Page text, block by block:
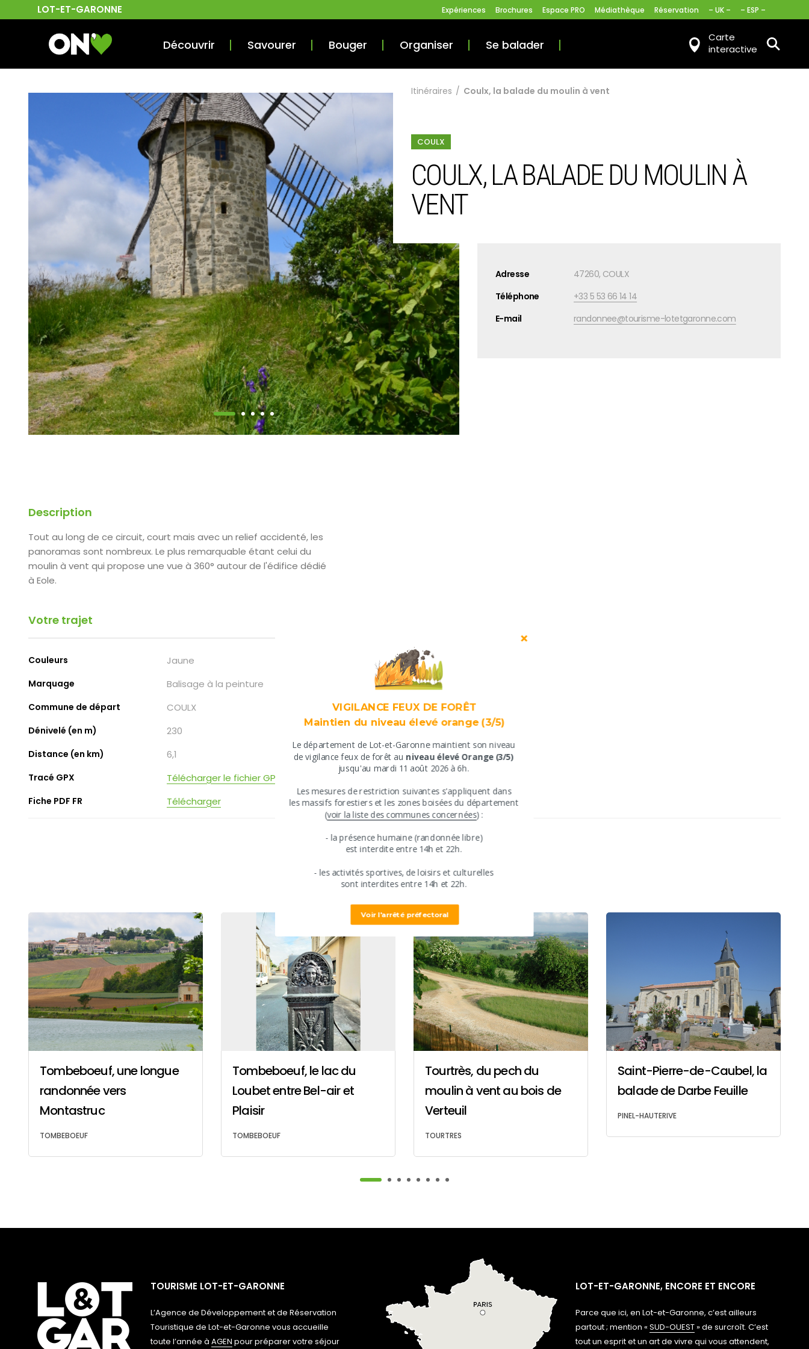
LOT-ET-GARONNE Expériences Brochures Espace PRO Médiathèque Réservation – UK – – ESP –
Découvrir Savourer Bouger Organiser Se balader
Carte
interactive
Itinéraires / Coulx, la balade du moulin à vent
COULX
COULX, LA BALADE DU MOULIN À
VENT
Adresse
47260, COULX
Téléphone
+33 5 53 66 14 14
E-mail
randonnee@tourisme-lotetgaronne.com
Description
Tout au long de ce circuit, court mais avec un relief accidenté, les
panoramas sont nombreux. Le plus remarquable étant celui du
moulin à vent qui propose une vue à 360° autour de l'édifice dédié
à Eole.
Votre trajet
Couleurs Jaune
Marquage Balisage à la peinture
Commune de départ COULX
Dénivelé (en m) 230
Distance (en km) 6,1
Tracé GPX Télécharger le fichier GPX
Fiche PDF FR Télécharger
DANS LA MÊME RÉGION
Tombeboeuf, une longue
randonnée vers
Montastruc
TOMBEBOEUF
Tombeboeuf, le lac du
Loubet entre Bel-air et
Plaisir
TOMBEBOEUF
Tourtrès, du pech du
moulin à vent au bois de
Verteuil
TOURTRES
Saint-Pierre-de-Caubel, la
balade de Darbe Feuille
PINEL-HAUTERIVE
TOURISME LOT-ET-GARONNE
L’Agence de Développement et de Réservation
Touristique de Lot-et-Garonne vous accueille
toute l’année à AGEN pour préparer votre séjour
LOT-ET-GARONNE, ENCORE ET ENCORE
Parce que ici, en Lot-et-Garonne, c’est ailleurs
partout ; mention « SUD-OUEST » de surcroît. C’est
tout un esprit et un art de vivre qui vous attendent,
VIGILANCE FEUX DE FORÊT
Maintien du niveau élevé orange (3/5)
Le département de Lot-et-Garonne maintient son niveau
​de vigilance feux de forêt au niveau élevé Orange (3/5)
jusqu'au mardi 11 août 2026 à 6h.
​Les mesures de restriction suivantes s'appliquent ​dans
​les massifs forestiers et les zones boisées du département
​(voir la liste des communes concernées) :
​​- ​la présence humaine (randonnée libre)
​est interdite entre ​14h et 22h.
​- les activités sportives, de loisirs et culturelles
​sont interdites ​entre 14h et 22h.
Voir l'arrêté préfectoral